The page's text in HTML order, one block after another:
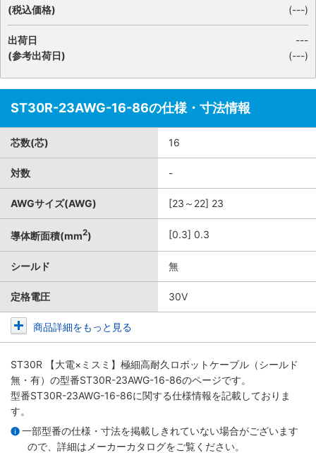
(税込価格)
(---)
出荷日
(参考出荷日)
---
(---)
ST30R-23AWG-16-86の仕様・寸法情報
芯数(芯) 16
対数 -
AWGサイズ(AWG) [23～22] 23
導体断面積(mm2) [0.3] 0.3
シールド 無
定格電圧 30V
商品詳細をもっと見る
ST30R 【大電×ミスミ】極細高耐久ロボットケーブル（シールド
無・有） の型番ST30R-23AWG-16-86のページです。
型番ST30R-23AWG-16-86に関する仕様情報を記載しておりま
す。
一部型番の仕様・寸法を掲載しきれていない場合がございます
ので、詳細は メーカーカタログをご覧ください。